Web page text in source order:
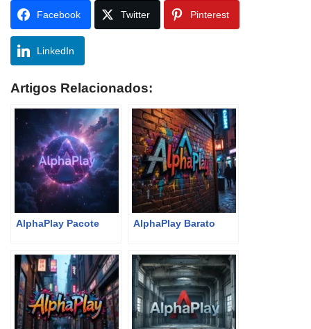
Facebook Twitter Pinterest
LinkedIn
Artigos Relacionados:
AlphaPlay Pacote AlphaPlay Barato